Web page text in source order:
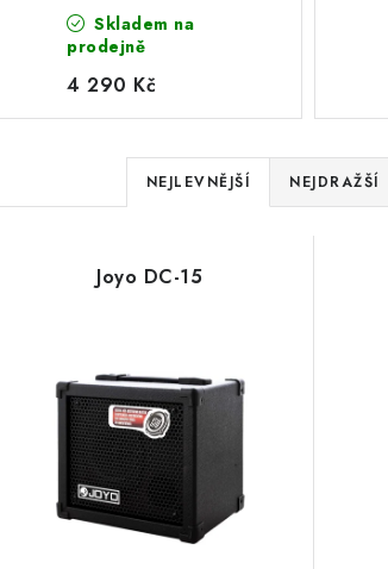
Skladem na
prodejně
4 290 Kč
Ř
a
z
n
í
p
r
o
NEJLEVNĚJŠÍ NEJDRAŽŠÍ
Joyo DC-15